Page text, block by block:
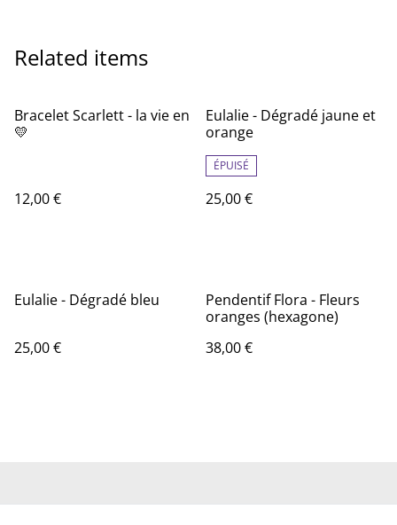
Related items
Bracelet Scarlett - la vie en
💛
12,00 €
Eulalie - Dégradé jaune et
orange
ÉPUISÉ
25,00 €
Eulalie - Dégradé bleu
25,00 €
Pendentif Flora - Fleurs
oranges (hexagone)
38,00 €